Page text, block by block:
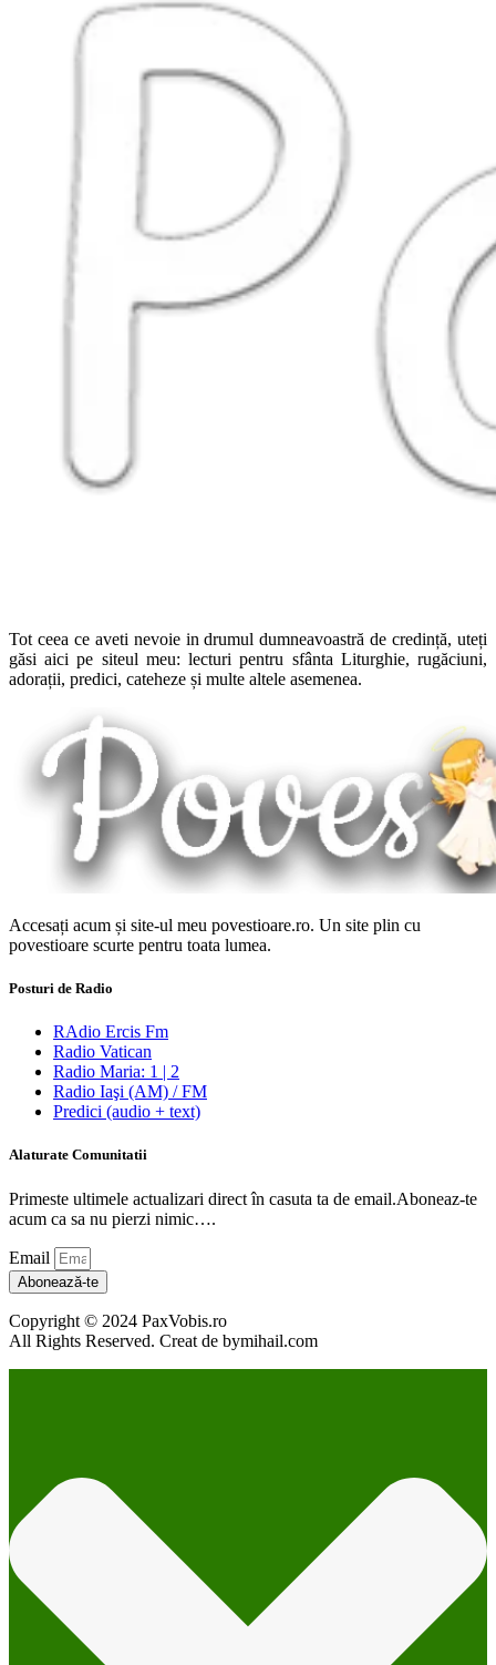
Tot ceea ce aveti nevoie in drumul dumneavoastră de credință, uteți
găsi aici pe siteul meu: lecturi pentru sfânta Liturghie, rugăciuni,
adorații, predici, cateheze și multe altele asemenea.
Accesați acum și site-ul meu povestioare.ro. Un site plin cu
povestioare scurte pentru toata lumea.
Posturi de Radio
RAdio Ercis Fm
Radio Vatican
Radio Maria: 1 | 2
Radio Iaşi (AM) / FM
Predici (audio + text)
Alaturate Comunitatii
Primeste ultimele actualizari direct în casuta ta de email.Aboneaz-te
acum ca sa nu pierzi nimic….
Email
Abonează-te
Copyright © 2024 PaxVobis.ro
All Rights Reserved. Creat de bymihail.com